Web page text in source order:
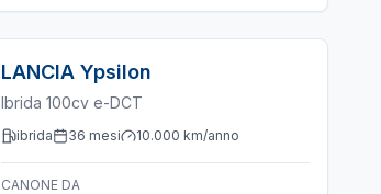
LANCIA Ypsilon
Ibrida 100cv e-DCT
ibrida 36 mesi 10.000 km/anno
CANONE DA